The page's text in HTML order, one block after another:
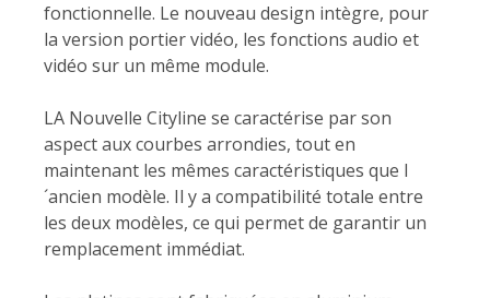
fonctionnelle. Le nouveau design intègre, pour
la version portier vidéo, les fonctions audio et
vidéo sur un même module.
LA Nouvelle Cityline se caractérise par son
aspect aux courbes arrondies, tout en
maintenant les mêmes caractéristiques que l
´ancien modèle. Il y a compatibilité totale entre
les deux modèles, ce qui permet de garantir un
remplacement immédiat.